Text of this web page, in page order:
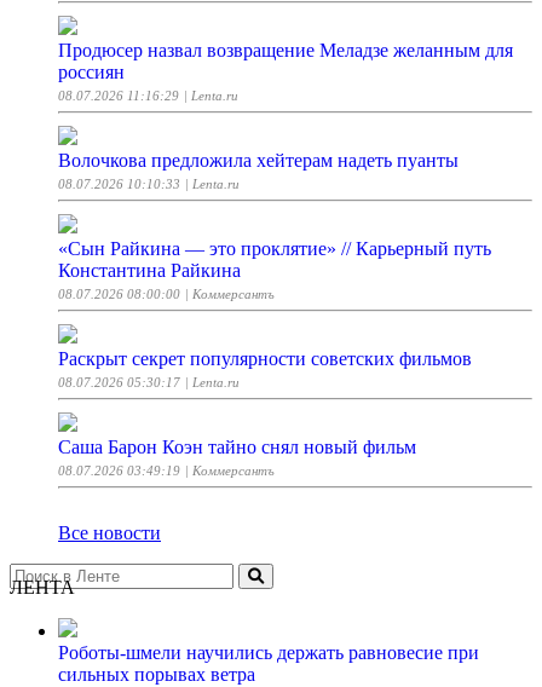
Продюсер назвал возвращение Меладзе желанным для
россиян
08.07.2026 11:16:29 | Lenta.ru
Волочкова предложила хейтерам надеть пуанты
08.07.2026 10:10:33 | Lenta.ru
«Сын Райкина — это проклятие» // Карьерный путь
Константина Райкина
08.07.2026 08:00:00 | Коммерсантъ
Раскрыт секрет популярности советских фильмов
08.07.2026 05:30:17 | Lenta.ru
Саша Барон Коэн тайно снял новый фильм
08.07.2026 03:49:19 | Коммерсантъ
Все новости
ЛЕНТА
Роботы-шмели научились держать равновесие при
сильных порывах ветра